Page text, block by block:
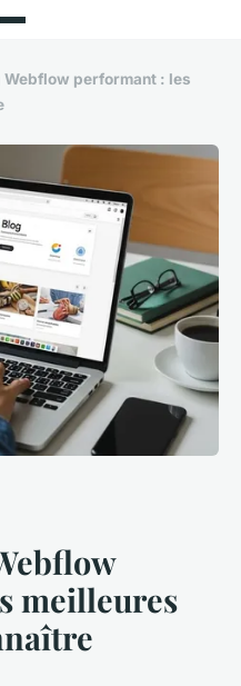
Webflow performant : les
meilleures